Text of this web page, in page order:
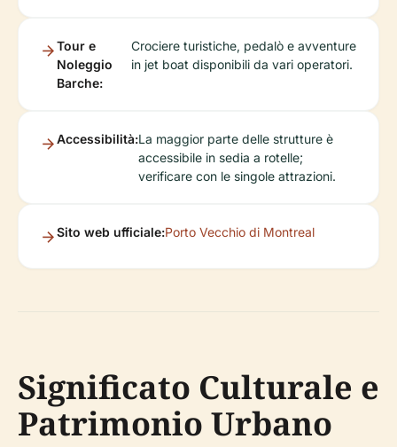
Tour e
Noleggio
Barche:
Crociere turistiche, pedalò e avventure
in jet boat disponibili da vari operatori.
Accessibilità:La maggior parte delle strutture è
accessibile in sedia a rotelle;
verificare con le singole attrazioni.
Sito web ufficiale:Porto Vecchio di Montreal
Significato Culturale e
Patrimonio Urbano